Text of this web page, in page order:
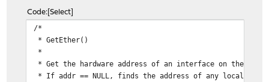
srandomdev();
((u_int32_t*)(void*)intid)[0]=(((u_int32_t)random()) %
((u_int32_t*)(void*)intid)[1]=(((u_int32_t)random()) %
intid[0] &= 0xfd;
Code Select
/*
* GetEther()
*
* Get the hardware address of an interface on the the
* If addr == NULL, finds the address of any local